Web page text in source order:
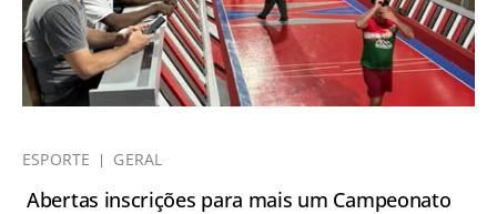
ESPORTE GERAL
Abertas inscrições para mais um Campeonato